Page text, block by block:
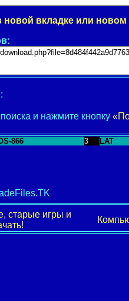
новой вкладке или новом
и нажмите кнопку
866 3 LAT
старые игры и